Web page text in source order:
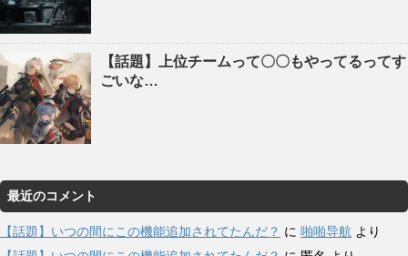
【話題】上位チームって〇〇もやってるってす
ごいな…
最近のコメント
【話題】いつの間にこの機能追加されてたんだ？ に 啪啪导航 より